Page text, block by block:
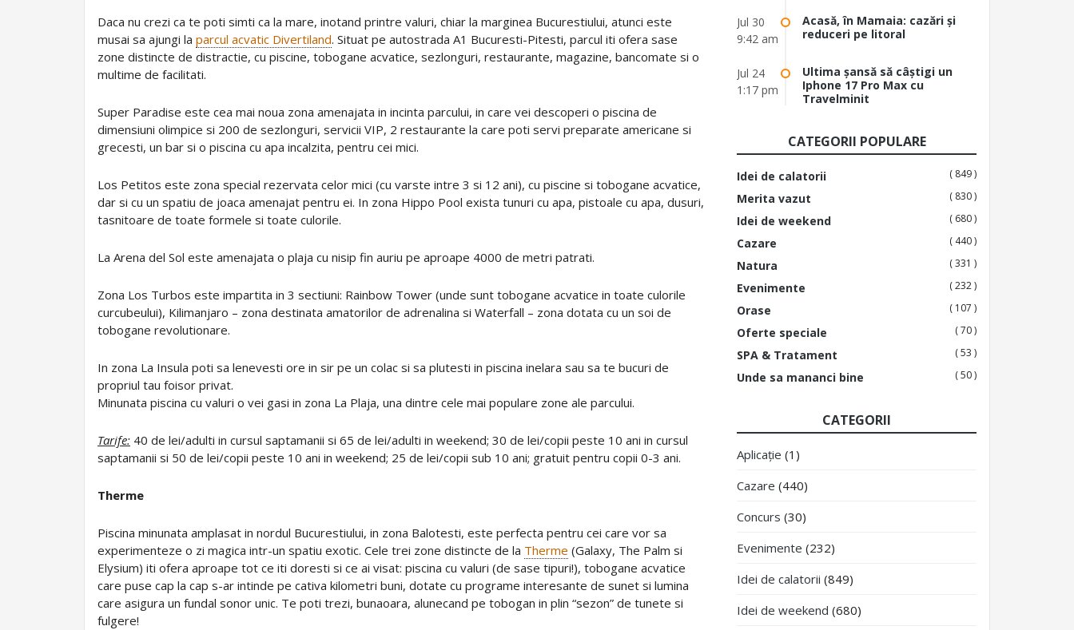
Daca nu crezi ca te poti simti ca la mare, inotand printre valuri, chiar la marginea Bucurestiului, atunci este
musai sa ajungi la parcul acvatic Divertiland. Situat pe autostrada A1 Bucuresti-Pitesti, parcul iti ofera sase
zone distincte de distractie, cu piscine, tobogane acvatice, sezlonguri, restaurante, magazine, bancomate si o
multime de facilitati.
Super Paradise este cea mai noua zona amenajata in incinta parcului, in care vei descoperi o piscina de
dimensiuni olimpice si 200 de sezlonguri, servicii VIP, 2 restaurante la care poti servi preparate americane si
grecesti, un bar si o piscina cu apa incalzita, pentru cei mici.
Los Petitos este zona special rezervata celor mici (cu varste intre 3 si 12 ani), cu piscine si tobogane acvatice,
dar si cu un spatiu de joaca amenajat pentru ei. In zona Hippo Pool exista tunuri cu apa, pistoale cu apa, dusuri,
tasnitoare de toate formele si toate culorile.
La Arena del Sol este amenajata o plaja cu nisip fin auriu pe aproape 4000 de metri patrati.
Zona Los Turbos este impartita in 3 sectiuni: Rainbow Tower (unde sunt tobogane acvatice in toate culorile
curcubeului), Kilimanjaro – zona destinata amatorilor de adrenalina si Waterfall – zona dotata cu un soi de
tobogane revolutionare.
In zona La Insula poti sa lenevesti ore in sir pe un colac si sa plutesti in piscina inelara sau sa te bucuri de
propriul tau foisor privat.
Minunata piscina cu valuri o vei gasi in zona La Plaja, una dintre cele mai populare zone ale parcului.
Tarife: 40 de lei/adulti in cursul saptamanii si 65 de lei/adulti in weekend; 30 de lei/copii peste 10 ani in cursul
saptamanii si 50 de lei/copii peste 10 ani in weekend; 25 de lei/copii sub 10 ani; gratuit pentru copii 0-3 ani.
Therme
Piscina minunata amplasat in nordul Bucurestiului, in zona Balotesti, este perfecta pentru cei care vor sa
experimenteze o zi magica intr-un spatiu exotic. Cele trei zone distincte de la Therme (Galaxy, The Palm si
Elysium) iti ofera aproape tot ce iti doresti si ce ai visat: piscina cu valuri (de sase tipuri!), tobogane acvatice
care puse cap la cap s-ar intinde pe cativa kilometri buni, dotate cu programe interesante de sunet si lumina
care asigura un fundal sonor unic. Te poti trezi, bunaoara, alunecand pe tobogan in plin “sezon” de tunete si
fulgere!
Jul 30
9:42 am
Acasă, în Mamaia: cazări și
reduceri pe litoral
Jul 24
1:17 pm
Ultima șansă să câștigi un
Iphone 17 Pro Max cu
Travelminit
CATEGORII POPULARE
Idei de calatorii ( 849 )
Merita vazut ( 830 )
Idei de weekend ( 680 )
Cazare ( 440 )
Natura ( 331 )
Evenimente ( 232 )
Orase ( 107 )
Oferte speciale ( 70 )
SPA & Tratament ( 53 )
Unde sa mananci bine ( 50 )
CATEGORII
Aplicație (1)
Cazare (440)
Concurs (30)
Evenimente (232)
Idei de calatorii (849)
Idei de weekend (680)